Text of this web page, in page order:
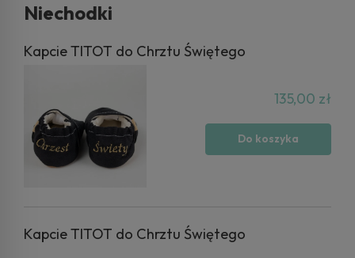
Niechodki
Kapcie TITOT do Chrztu Świętego
135,00 zł
Do koszyka
Kapcie TITOT do Chrztu Świętego